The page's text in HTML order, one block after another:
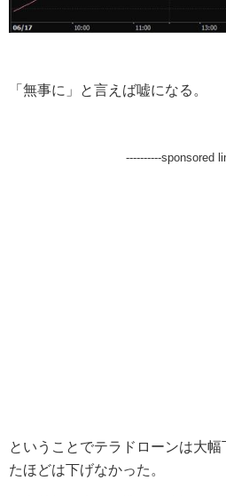
「無事に」と言えば嘘になる。
----------sponsored
ということでテラドローンは大
たほどは下げなかった。